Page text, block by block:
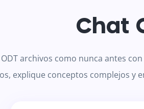
Chat
archivos como nunca antes
explique conceptos complejos y